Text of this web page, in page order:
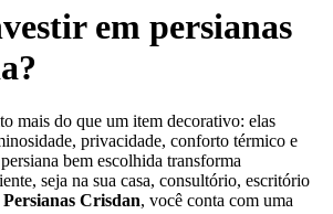
em persianas
mais do que um item decorativo: elas
privacidade, conforto térmico e
bem escolhida transforma
seja na sua casa, consultório, escritório
Persianas Crisdan, você conta com uma